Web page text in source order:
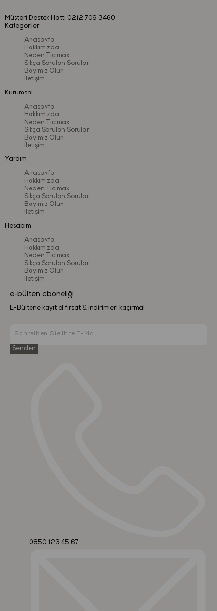
Müşteri Destek Hattı 0212 706 3460
Kategoriler
Anasayfa
Hakkımızda
Neden Ticimax
Sıkça Sorulan Sorular
Bayimiz Olun
İletişim
Kurumsal
Anasayfa
Hakkımızda
Neden Ticimax
Sıkça Sorulan Sorular
Bayimiz Olun
İletişim
Yardım
Anasayfa
Hakkımızda
Neden Ticimax
Sıkça Sorulan Sorular
Bayimiz Olun
İletişim
Hesabım
Anasayfa
Hakkımızda
Neden Ticimax
Sıkça Sorulan Sorular
Bayimiz Olun
İletişim
e-bülten aboneliği
E-Bültene kayıt ol fırsat & indirimleri kaçırma!
Senden
0850 123 45 67